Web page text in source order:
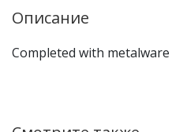
Описание
Completed with metalware